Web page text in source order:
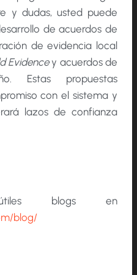
y dudas, usted puede
de acuerdos de
de evidencia local
Evidencey acuerdos de
Estas propuestas
con el sistema y
lazos de confianza
blogs en
blog/